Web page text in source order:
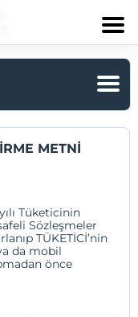
METNİ
Tüketicinin
Sözleşmeler
TÜKETİCİ’nin
da mobil
önce